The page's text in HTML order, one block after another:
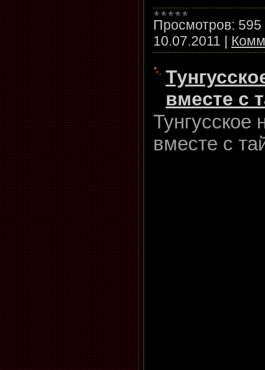
Просмотров: 595
10.07.2011
вместе с
Тунгусское
вместе с